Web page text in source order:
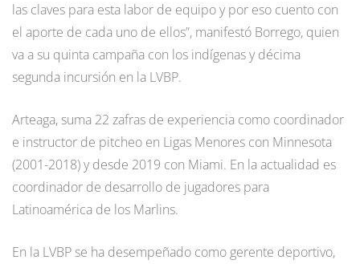
las claves para esta labor de equipo y por eso cuento con
el aporte de cada uno de ellos”, manifestó Borrego, quien
va a su quinta campaña con los indígenas y décima
segunda incursión en la LVBP.
Arteaga, suma 22 zafras de experiencia como coordinador
e instructor de pitcheo en Ligas Menores con Minnesota
(2001-2018) y desde 2019 con Miami. En la actualidad es
coordinador de desarrollo de jugadores para
Latinoamérica de los Marlins.
En la LVBP se ha desempeñado como gerente deportivo,